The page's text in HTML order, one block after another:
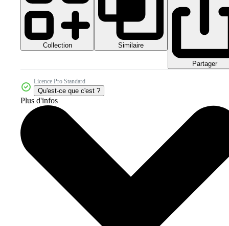
Collection Similaire
Partager
Licence Pro Standard
Qu'est-ce que c'est ?
Plus d'infos